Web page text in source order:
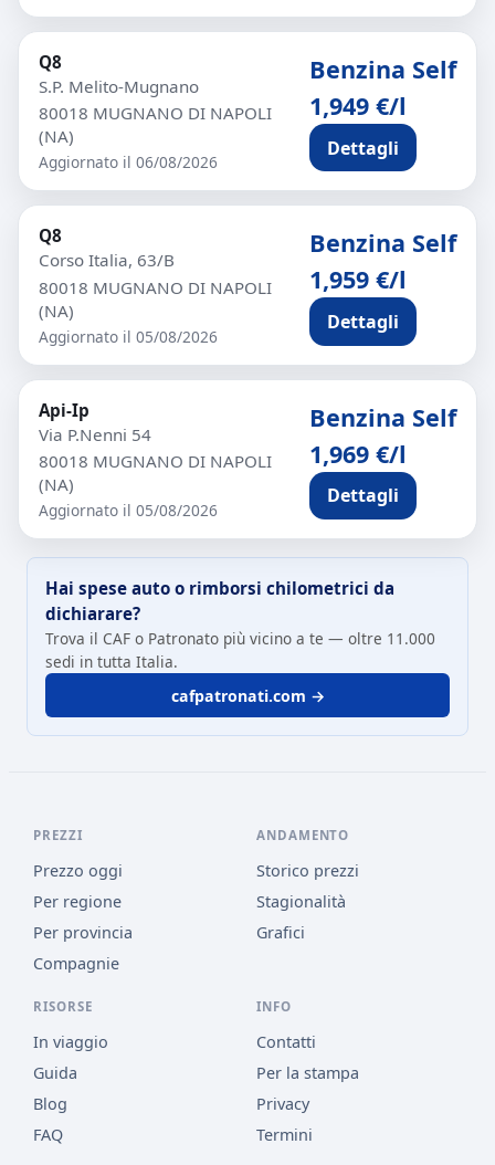
Q8
S.P. Melito-Mugnano
80018 MUGNANO DI NAPOLI
(NA)
Aggiornato il 06/08/2026
Benzina Self
1,949 €/l
Dettagli
Q8
Corso Italia, 63/B
80018 MUGNANO DI NAPOLI
(NA)
Aggiornato il 05/08/2026
Benzina Self
1,959 €/l
Dettagli
Api-Ip
Via P.Nenni 54
80018 MUGNANO DI NAPOLI
(NA)
Aggiornato il 05/08/2026
Benzina Self
1,969 €/l
Dettagli
Hai spese auto o rimborsi chilometrici da
dichiarare?
Trova il CAF o Patronato più vicino a te — oltre 11.000
sedi in tutta Italia.
cafpatronati.com →
PREZZI
Prezzo oggi
Per regione
Per provincia
Compagnie
ANDAMENTO
Storico prezzi
Stagionalità
Grafici
RISORSE
In viaggio
Guida
Blog
FAQ
INFO
Contatti
Per la stampa
Privacy
Termini